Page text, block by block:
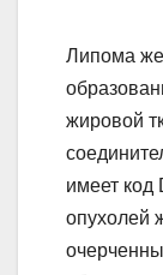
Липома
жировой
имеет код
опухолей